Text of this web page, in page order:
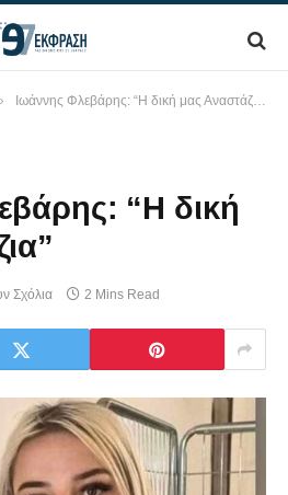
Ιωάννης Φλεβάρης: “Η δική μας Αναστάζια”
“Η δική
Σχόλια 2 Mins Read